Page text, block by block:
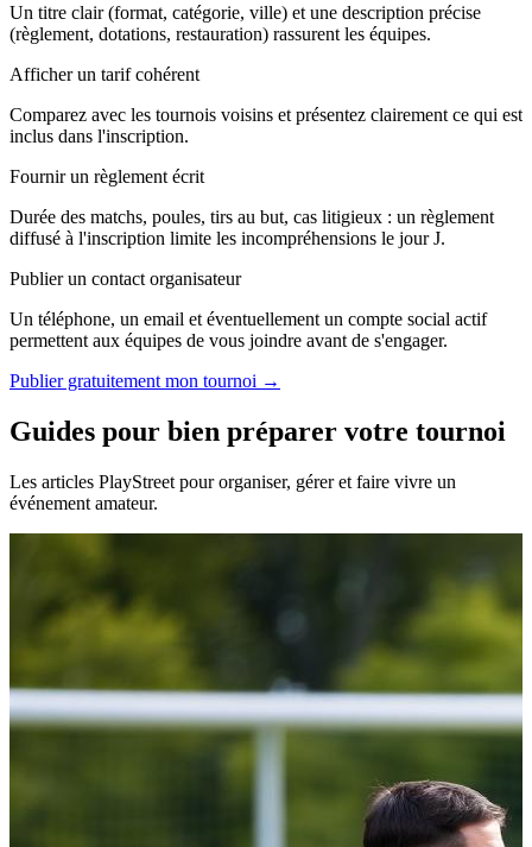
Un titre clair (format, catégorie, ville) et une description précise
(règlement, dotations, restauration) rassurent les équipes.
Afficher un tarif cohérent
Comparez avec les tournois voisins et présentez clairement ce qui est
inclus dans l'inscription.
Fournir un règlement écrit
Durée des matchs, poules, tirs au but, cas litigieux : un règlement
diffusé à l'inscription limite les incompréhensions le jour J.
Publier un contact organisateur
Un téléphone, un email et éventuellement un compte social actif
permettent aux équipes de vous joindre avant de s'engager.
Publier gratuitement mon tournoi →
Guides pour bien préparer votre tournoi
Les articles PlayStreet pour organiser, gérer et faire vivre un
événement amateur.